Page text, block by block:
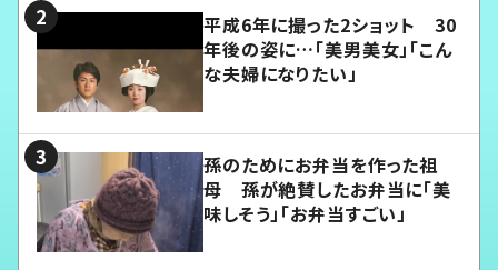
平成6年に撮った2ショット 30
年後の姿に…「美男美女」「こん
な夫婦になりたい」
孫のためにお弁当を作った祖
母 孫が絶賛したお弁当に「美
味しそう」「お弁当すごい」